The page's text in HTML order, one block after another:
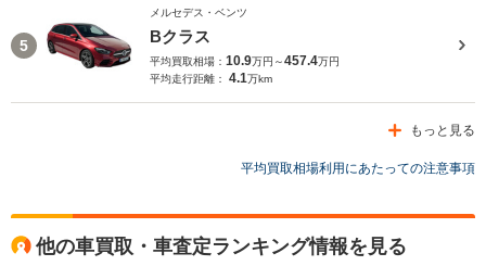
5
メルセデス・ベンツ
Bクラス
平均買取相場： 10.9万円～457.4万円
平均走行距離： 4.1万km
もっと見る
平均買取相場利用にあたっての注意事項
他の車買取・車査定ランキング情報を見る